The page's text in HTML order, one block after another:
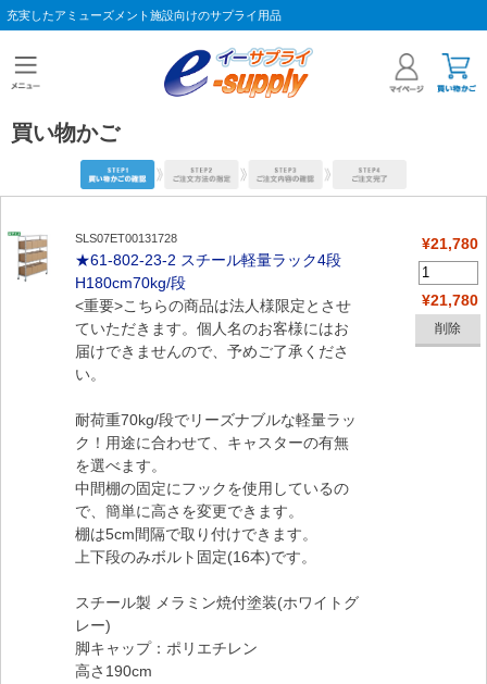
充実したアミューズメント施設向けのサプライ用品
買い物かご
SLS07ET00131728
★61-802-23-2 スチール軽量ラック4段
H180cm70kg/段
<重要>こちらの商品は法人様限定とさせ
ていただきます。個人名のお客様にはお
届けできませんので、予めご了承くださ
い。
耐荷重70kg/段でリーズナブルな軽量ラッ
ク！用途に合わせて、キャスターの有無
を選べます。
中間棚の固定にフックを使用しているの
で、簡単に高さを変更できます。
棚は5cm間隔で取り付けできます。
上下段のみボルト固定(16本)です。
スチール製 メラミン焼付塗装(ホワイトグ
レー)
脚キャップ：ポリエチレン
高さ190cm
¥21,780
¥21,780